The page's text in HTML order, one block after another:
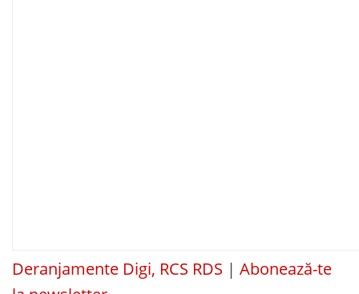
Deranjamente Digi, RCS RDS | Abonează-te